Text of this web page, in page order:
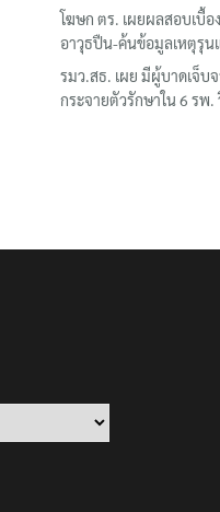
โฆษก ตร. เผยผลสอบเบื้
อาวุธปืน-ค้นข้อมูลเหตุรุน
รมว.สธ. เผย มีผู้บาดเจ็บจ
กระจายตัวรักษาใน 6 รพ.